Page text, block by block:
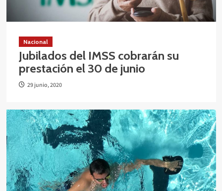
Nacional
Jubilados del IMSS cobrarán su
prestación el 30 de junio
29 junio, 2020